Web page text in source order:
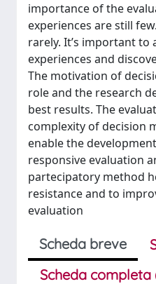
importance of the
experiences are still
rarely. It’s important to
experiences and
The motivation of
role and the research
best results. The
complexity of decision
enable the
responsive evaluation
partecipatory method
resistance and to
evaluation
Scheda breve
Scheda completa